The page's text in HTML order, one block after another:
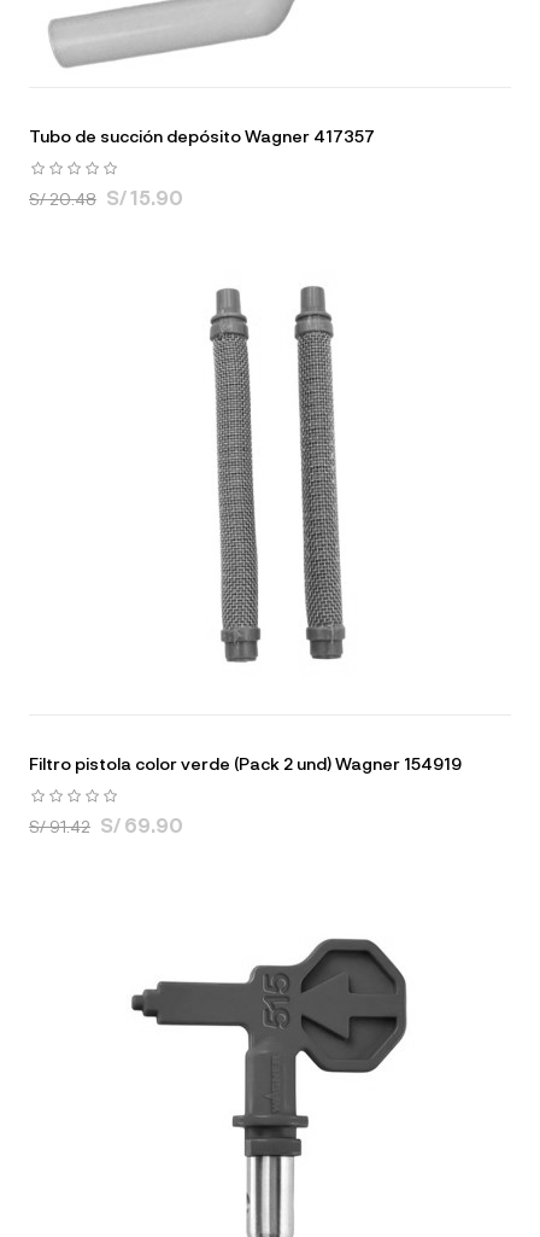
Tubo de succión depósito Wagner 417357
S/ 20.48 S/ 15.90
Filtro pistola color verde (Pack 2 und) Wagner 154919
S/ 91.42 S/ 69.90